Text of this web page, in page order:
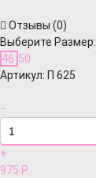
Отзывы (0)
Выберите Размер:
46 50
Артикул: П 625
−
+
975 Р